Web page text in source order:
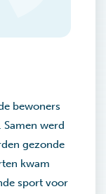
bewoners
Samen werd
gezonde
kwam
sport voor